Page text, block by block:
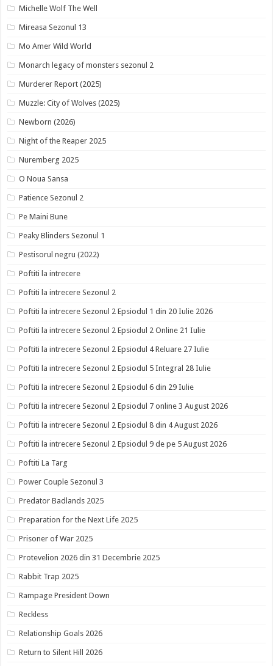
Michelle Wolf The Well
Mireasa Sezonul 13
Mo Amer Wild World
Monarch legacy of monsters sezonul 2
Murderer Report (2025)
Muzzle: City of Wolves (2025)
Newborn (2026)
Night of the Reaper 2025
Nuremberg 2025
O Noua Sansa
Patience Sezonul 2
Pe Maini Bune
Peaky Blinders Sezonul 1
Pestisorul negru (2022)
Poftiti la intrecere
Poftiti la intrecere Sezonul 2
Poftiti la intrecere Sezonul 2 Epsiodul 1 din 20 Iulie 2026
Poftiti la intrecere Sezonul 2 Epsiodul 2 Online 21 Iulie
Poftiti la intrecere Sezonul 2 Epsiodul 4 Reluare 27 Iulie
Poftiti la intrecere Sezonul 2 Epsiodul 5 Integral 28 Iulie
Poftiti la intrecere Sezonul 2 Epsiodul 6 din 29 Iulie
Poftiti la intrecere Sezonul 2 Epsiodul 7 online 3 August 2026
Poftiti la intrecere Sezonul 2 Epsiodul 8 din 4 August 2026
Poftiti la intrecere Sezonul 2 Epsiodul 9 de pe 5 August 2026
Poftiti La Targ
Power Couple Sezonul 3
Predator Badlands 2025
Preparation for the Next Life 2025
Prisoner of War 2025
Protevelion 2026 din 31 Decembrie 2025
Rabbit Trap 2025
Rampage President Down
Reckless
Relationship Goals 2026
Return to Silent Hill 2026